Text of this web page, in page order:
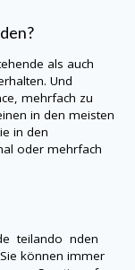
als auch
Und
mehrfach zu
in den meisten
in den
oder mehrfach
teilando nden
können immer